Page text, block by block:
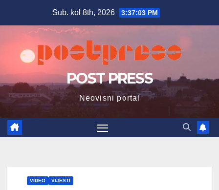
Sub. kol 8th, 2026 3:37:04 PM
POST PRESS
Neovisni portal
VIDEO VIJESTI